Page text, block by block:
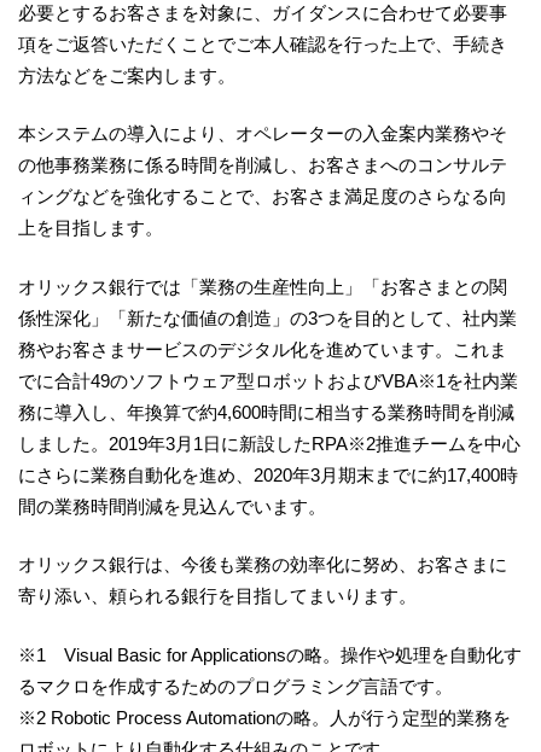
必要とするお客さまを対象に、ガイダンスに合わせて必要事
項をご返答いただくことでご本人確認を行った上で、手続き
方法などをご案内します。
本システムの導入により、オペレーターの入金案内業務やそ
の他事務業務に係る時間を削減し、お客さまへのコンサルテ
ィングなどを強化することで、お客さま満足度のさらなる向
上を目指します。
オリックス銀行では「業務の生産性向上」「お客さまとの関
係性深化」「新たな価値の創造」の3つを目的として、社内業
務やお客さまサービスのデジタル化を進めています。これま
でに合計49のソフトウェア型ロボットおよびVBA※1を社内業
務に導入し、年換算で約4,600時間に相当する業務時間を削減
しました。2019年3月1日に新設したRPA※2推進チームを中心
にさらに業務自動化を進め、2020年3月期末までに約17,400時
間の業務時間削減を見込んでいます。
オリックス銀行は、今後も業務の効率化に努め、お客さまに
寄り添い、頼られる銀行を目指してまいります。
※1 Visual Basic for Applicationsの略。操作や処理を自動化す
るマクロを作成するためのプログラミング言語です。
※2 Robotic Process Automationの略。人が行う定型的業務を